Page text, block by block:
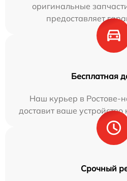
оригинальные
предоставляет
Бесплатная
Наш курьер в Ростове-
доставит ваше
Срочный